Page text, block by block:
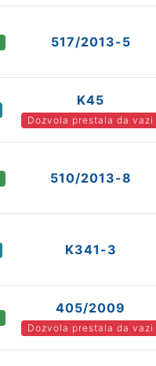
517/2013-5
K45
Dozvola prestala da vazi
510/2013-8
K341-3
405/2009
Dozvola prestala da vazi